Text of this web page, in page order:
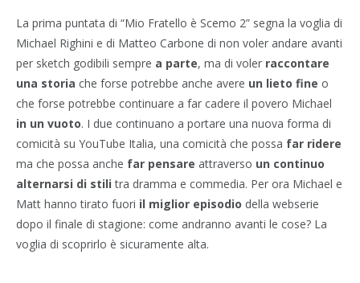
La prima puntata di “Mio Fratello è Scemo 2” segna la voglia di
Michael Righini e di Matteo Carbone di non voler andare avanti
per sketch godibili sempre a parte, ma di voler raccontare
una storia che forse potrebbe anche avere un lieto fine o
che forse potrebbe continuare a far cadere il povero Michael
in un vuoto. I due continuano a portare una nuova forma di
comicità su YouTube Italia, una comicità che possa far ridere
ma che possa anche far pensare attraverso un continuo
alternarsi di stili tra dramma e commedia. Per ora Michael e
Matt hanno tirato fuori il miglior episodio della webserie
dopo il finale di stagione: come andranno avanti le cose? La
voglia di scoprirlo è sicuramente alta.